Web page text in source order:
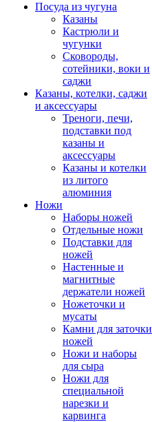
Посуда из чугуна
Казаны
Кастрюли и
чугунки
Сковороды,
сотейники, воки и
саджи
Казаны, котелки, саджи
и аксессуары
Треноги, печи,
подставки под
казаны и
аксессуары
Казаны и котелки
из литого
алюминия
Ножи
Наборы ножей
Отдельные ножи
Подставки для
ножей
Настенные и
магнитные
держатели ножей
Ножеточки и
мусаты
Камни для заточки
ножей
Ножи и наборы
для сыра
Ножи для
специальной
нарезки и
карвинга